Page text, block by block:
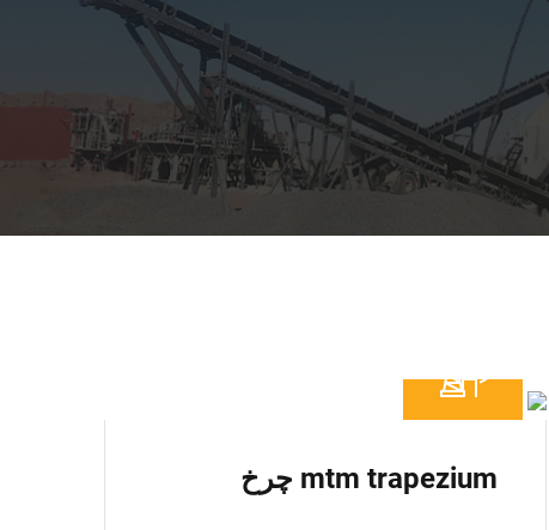
mtm trapezium چرخ